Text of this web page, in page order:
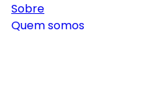
Sobre
Quem somos